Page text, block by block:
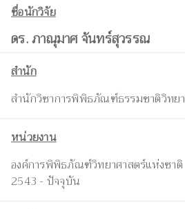
ชื่อนักวิจัย
ดร. ภาณุมาศ จันทร์สุวรรณ
สำนัก
สำนักวิชาการพิพิธภัณฑ์ธรรมชาติวิทยา
หน่วยงาน
องค์การพิพิธภัณฑ์วิทยาศาสตร์แห่งชาติ
2543 - ปัจจุบัน